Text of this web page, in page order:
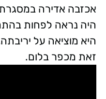
אכזבה אדירה במסגרת
היה נראה לפחות
היא מוציאה על
זאת מכפר בלום.